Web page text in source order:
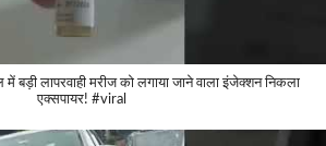
बड़ी लापरवाही मरीज को लगाया जाने वाला इंजेक्शन निकला
एक्सपायर! #viral